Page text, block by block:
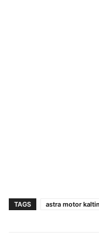
TAGS astra motor